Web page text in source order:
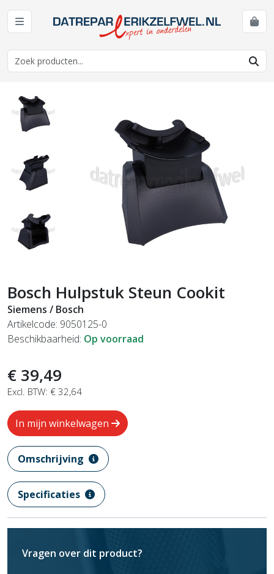
Bosch Hulpstuk Steun Cookit
Siemens / Bosch
Artikelcode: 9050125-0
Beschikbaarheid: Op voorraad
€ 39,49
Excl. BTW: € 32,64
In mijn winkelwagen
Omschrijving
Specificaties
Vragen over dit product?